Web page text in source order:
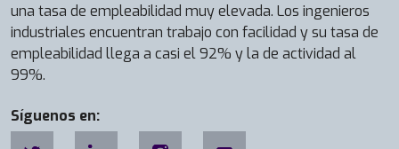
una tasa de empleabilidad muy elevada. Los ingenieros
industriales encuentran trabajo con facilidad y su tasa de
empleabilidad llega a casi el 92% y la de actividad al
99%.
Síguenos en: